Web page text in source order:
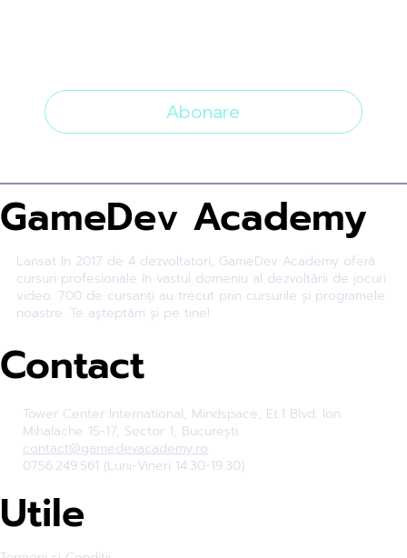
GameDev Academy
Contact
Utile
Tower Center International, Mindspace, Et.1 Blvd. Ion
Mihalache 15-17, Sector 1, București
contact@gamedevacademy.ro
0756.249.561 (Luni-Vineri 14:30-19:30)
Lansat în 2017 de 4 dezvoltatori, GameDev Academy oferă
cursuri profesionale în vastul domeniu al dezvoltării de jocuri
video. 700 de cursanți au trecut prin cursurile și programele
noastre. Te așteptăm și pe tine!
Abonare